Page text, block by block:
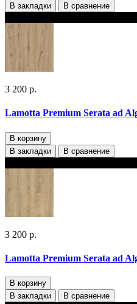
В закладки
В сравнение
3 200 р.
Lamotta Premium Serata ad
В корзину
В закладки
В сравнение
3 200 р.
Lamotta Premium Serata ad
В корзину
В закладки
В сравнение